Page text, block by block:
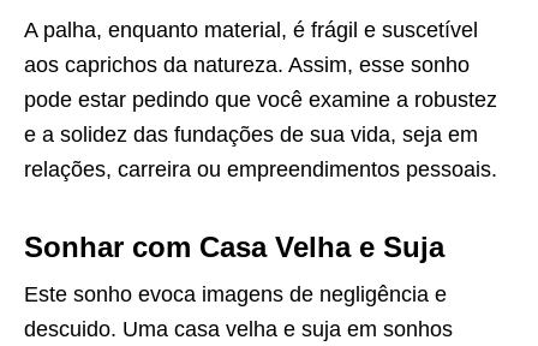
A palha, enquanto material, é frágil e suscetível
aos caprichos da natureza. Assim, esse sonho
pode estar pedindo que você examine a robustez
e a solidez das fundações de sua vida, seja em
relações, carreira ou empreendimentos pessoais.
Sonhar com Casa Velha e Suja
Este sonho evoca imagens de negligência e
descuido. Uma casa velha e suja em sonhos